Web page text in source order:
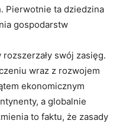
Pierwotnie ta dziedzina
gospodarstw
swój zasięg.
wraz z rozwojem
ekonomicznym
a globalnie
to faktu, że zasady